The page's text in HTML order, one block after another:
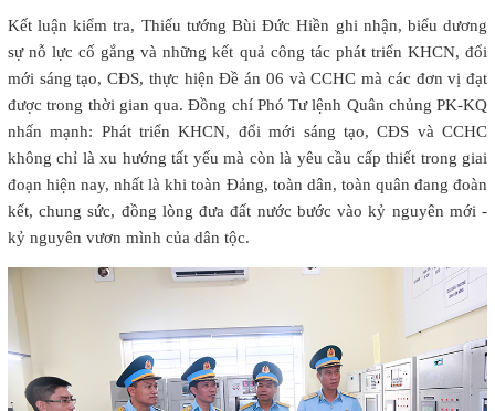
Kết luận kiểm tra, Thiếu tướng Bùi Đức Hiền ghi nhận, biểu dương
sự nỗ lực cố gắng và những kết quả công tác phát triển KHCN, đổi
mới sáng tạo, CĐS, thực hiện Đề án 06 và CCHC mà các đơn vị đạt
được trong thời gian qua. Đồng chí Phó Tư lệnh Quân chủng PK-KQ
nhấn mạnh: Phát triển KHCN, đổi mới sáng tạo, CĐS và CCHC
không chỉ là xu hướng tất yếu mà còn là yêu cầu cấp thiết trong giai
đoạn hiện nay, nhất là khi toàn Đảng, toàn dân, toàn quân đang đoàn
kết, chung sức, đồng lòng đưa đất nước bước vào kỷ nguyên mới -
kỷ nguyên vươn mình của dân tộc.